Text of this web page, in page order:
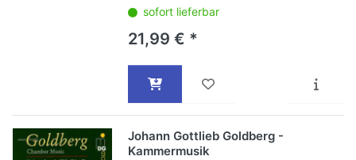
sofort lieferbar
21,99 € *
Johann Gottlieb Goldberg -
Kammermusik